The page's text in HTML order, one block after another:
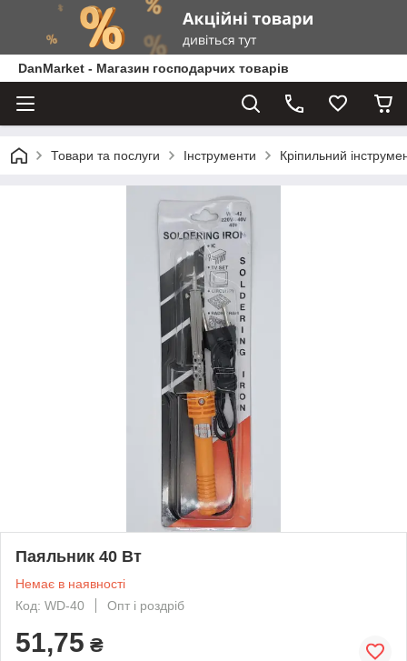
DanMarket - Магазин господарчих товарів
Товари та послуги Інструменти Кріпильний
Паяльник 40 Вт
Немає в наявності
Код: WD-40
Опт і роздріб
51,75 ₴